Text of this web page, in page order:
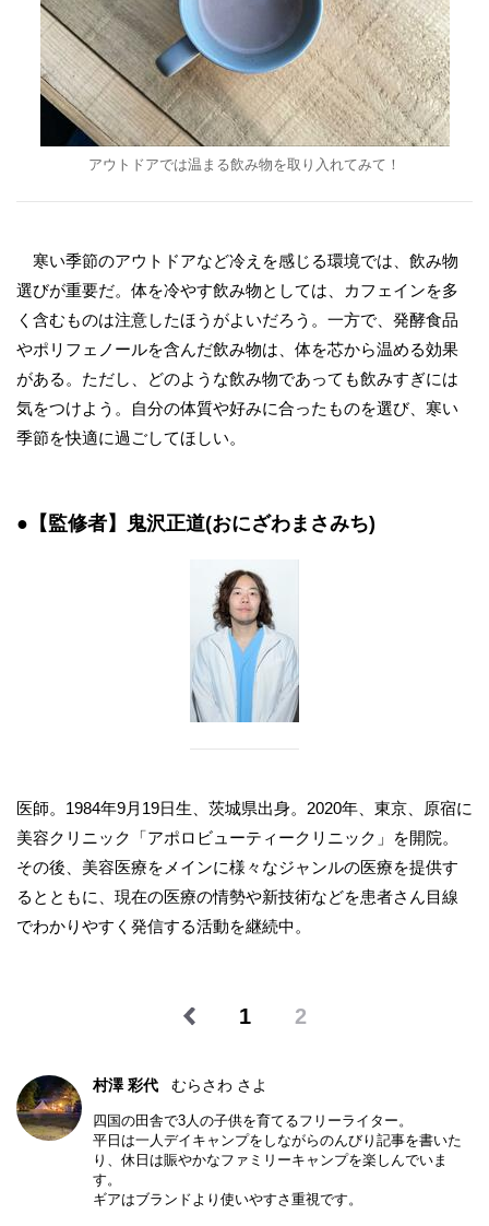
アウトドアでは温まる飲み物を取り入れてみて！
寒い季節のアウトドアなど冷えを感じる環境では、飲み物
選びが重要だ。体を冷やす飲み物としては、カフェインを多
く含むものは注意したほうがよいだろう。一方で、発酵食品
やポリフェノールを含んだ飲み物は、体を芯から温める効果
がある。ただし、どのような飲み物であっても飲みすぎには
気をつけよう。自分の体質や好みに合ったものを選び、寒い
季節を快適に過ごしてほしい。
●【監修者】鬼沢正道(おにざわまさみち)
医師。1984年9月19日生、茨城県出身。2020年、東京、原宿に
美容クリニック「アポロビューティークリニック」を開院。
その後、美容医療をメインに様々なジャンルの医療を提供す
るとともに、現在の医療の情勢や新技術などを患者さん目線
でわかりやすく発信する活動を継続中。
1 2
村澤 彩代 むらさわ さよ
四国の田舎で3人の子供を育てるフリーライター。
平日は一人デイキャンプをしながらのんびり記事を書いた
り、休日は賑やかなファミリーキャンプを楽しんでいま
す。
ギアはブランドより使いやすさ重視です。